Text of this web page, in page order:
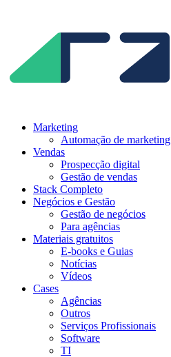
conteúdo
Marketing
Automação de marketing
Vendas
Prospecção digital
Gestão de vendas
Stack Completo
Negócios e Gestão
Gestão de negócios
Para agências
Materiais gratuitos
E-books e Guias
Notícias
Vídeos
Cases
Agências
Outros
Serviços Profissionais
Software
TI